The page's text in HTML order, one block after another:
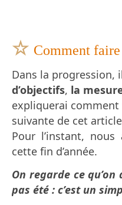
☆ Comment
Dans la progression,
d’objectifs, la
expliquerai
suivante de cet
Pour l’instant,
cette fin d’année.
On regarde ce
pas été : c’est un